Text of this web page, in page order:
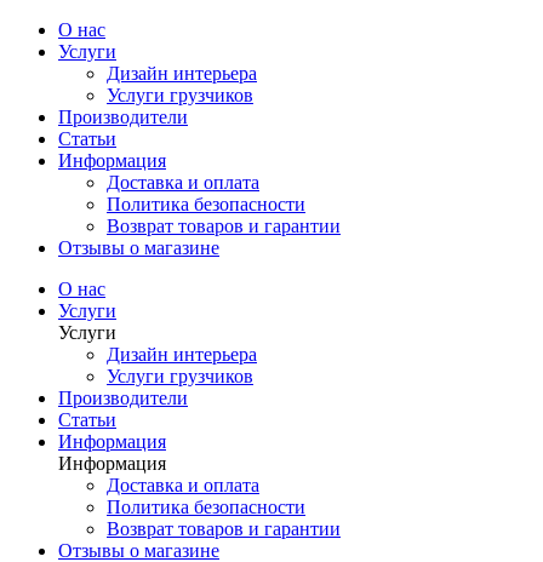
О нас
Услуги
Дизайн интерьера
Услуги грузчиков
Производители
Статьи
Информация
Доставка и оплата
Политика безопасности
Возврат товаров и гарантии
Отзывы о магазине
О нас
Услуги
Услуги
Дизайн интерьера
Услуги грузчиков
Производители
Статьи
Информация
Информация
Доставка и оплата
Политика безопасности
Возврат товаров и гарантии
Отзывы о магазине